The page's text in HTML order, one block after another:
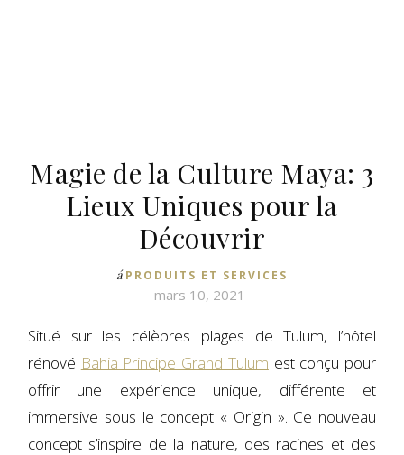
Magie de la Culture Maya: 3
Lieux Uniques pour la
Découvrir
á PRODUITS ET SERVICES
mars 10, 2021
Situé sur les célèbres plages de Tulum, l’hôtel
rénové Bahia Principe Grand Tulum est conçu pour
offrir une expérience unique, différente et
immersive sous le concept « Origin ». Ce nouveau
concept s’inspire de la nature, des racines et des